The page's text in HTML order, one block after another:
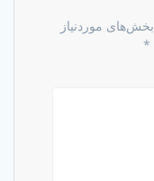
بخش‌های موردنیاز
*